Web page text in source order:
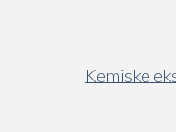
Kemiske